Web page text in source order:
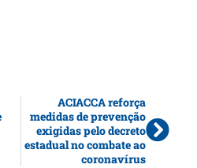
ACIACCA reforça
medidas de prevenção
exigidas pelo decreto
estadual no combate ao
coronavírus